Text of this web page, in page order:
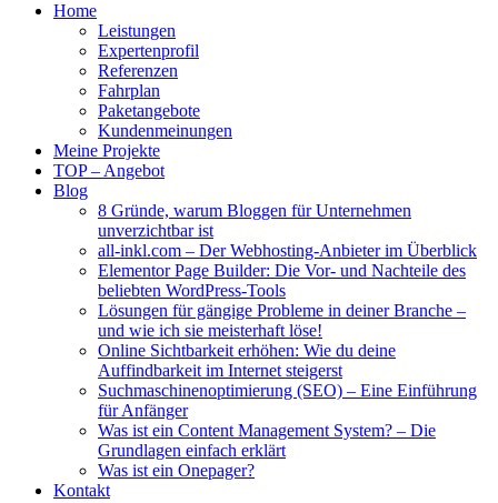
Home
Leistungen
Expertenprofil
Referenzen
Fahrplan
Paketangebote
Kundenmeinungen
Meine Projekte
TOP – Angebot
Blog
8 Gründe, warum Bloggen für Unternehmen
unverzichtbar ist
all-inkl.com – Der Webhosting-Anbieter im Überblick
Elementor Page Builder: Die Vor- und Nachteile des
beliebten WordPress-Tools
Lösungen für gängige Probleme in deiner Branche –
und wie ich sie meisterhaft löse!
Online Sichtbarkeit erhöhen: Wie du deine
Auffindbarkeit im Internet steigerst
Suchmaschinenoptimierung (SEO) – Eine Einführung
für Anfänger
Was ist ein Content Management System? – Die
Grundlagen einfach erklärt
Was ist ein Onepager?
Kontakt